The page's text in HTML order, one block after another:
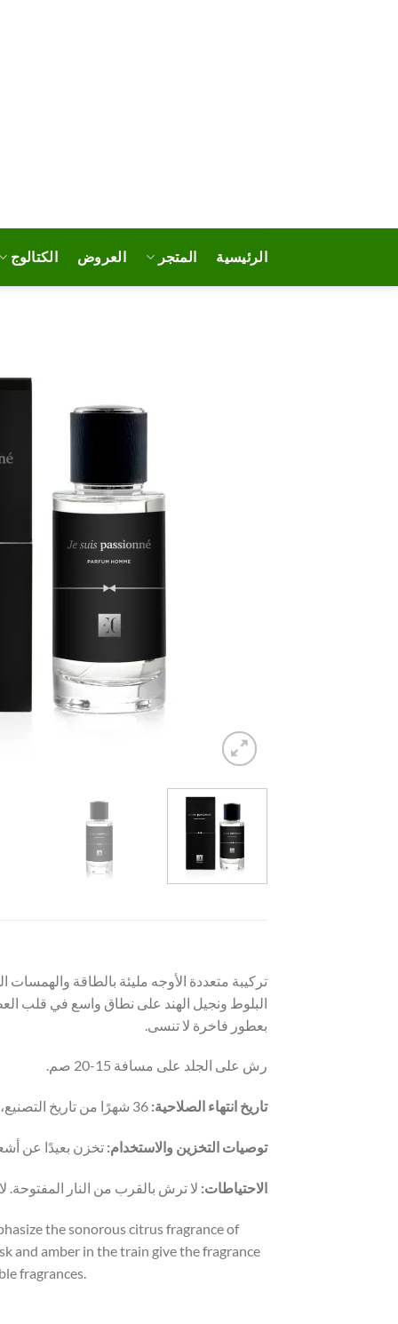
الرئيسية المتجر العروض الكتالوج
تركيبة متعددة الأوجه مليئة بالطاقة
البلوط ونجيل الهند على نطاق واسع في قلب
بعطور فاخرة لا تنسى.
رش على الجلد على مسافة 15-20 صم.
تاريخ انتهاء الصلاحية:
توصيات التخزين والاستخدام: تخزن بعيدًا عن أشعة
الاحتياطات: لا ترش بالقرب من النار المفتوحة.
the sonorous citrus fragrance of
and amber in the train give the fragrance
fragrances.